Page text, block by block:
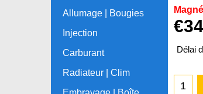
Allumage | Bougies
Injection
Carburant
Radiateur | Clim
€
Délai